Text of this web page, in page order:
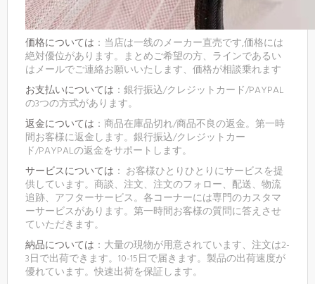
価格については ：当店は一线のメーカー直売です,価格には
絶対優位があります。まとめご希望の方、ラインであるい
はメールでご連絡お願いいたします、価格が相談乗れます
お支払いについては ：銀行振込/クレジットカード/PAYPAL
の3つの方式があります。
返金については ：商品在庫品切れ/商品不良の返金。第一時
間お客様に返金します。銀行振込/クレジットカー
ド/PAYPALの返金をサポートします。
サービスについては ： お客様ひとりひとりにサービスを提
供しています。商談、注文、注文のフォロー、配送、物流
追跡、アフターサービス。各コーナーには専門のカスタマ
ーサービスがあります。第一時間お客様の質問に答えさせ
ていただきます。
納品については ：大量の現物が用意されています、注文は2-
3日で出荷できます。10-15日で届きます。製品の出荷速度が
優れています。快速出荷を保証します。